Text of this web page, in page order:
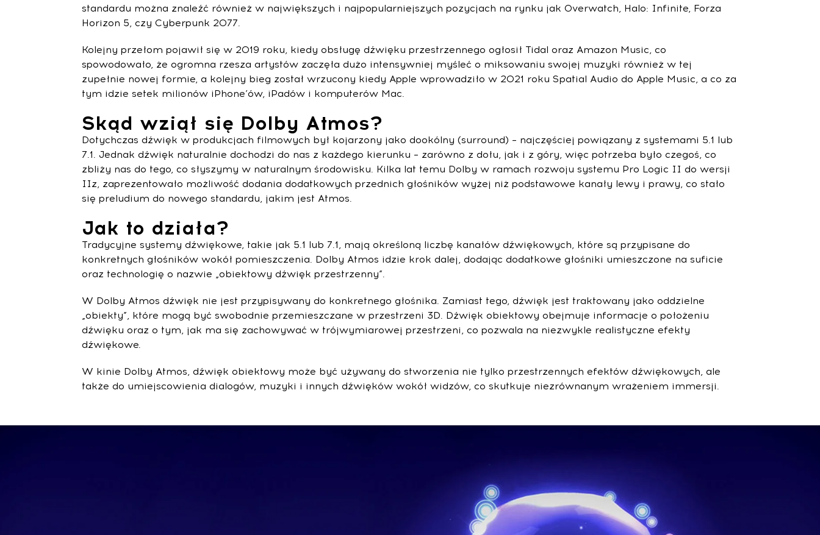
standardu można znaleźć również w największych i najpopularniejszych pozycjach na rynku jak Overwatch, Halo: Infinite, Forza
Horizon 5, czy Cyberpunk 2077.
Kolejny przełom pojawił się w 2019 roku, kiedy obsługę dźwięku przestrzennego ogłosił Tidal oraz Amazon Music, co
spowodowało, że ogromna rzesza artystów zaczęła dużo intensywniej myśleć o miksowaniu swojej muzyki również w tej
zupełnie nowej formie, a kolejny bieg został wrzucony kiedy Apple wprowadziło w 2021 roku Spatial Audio do Apple Music, a co za
tym idzie setek milionów iPhone’ów, iPadów i komputerów Mac.
Skąd wziął się Dolby Atmos?
Dotychczas dźwięk w produkcjach filmowych był kojarzony jako dookólny (surround) – najczęściej powiązany z systemami 5.1 lub
7.1. Jednak dźwięk naturalnie dochodzi do nas z każdego kierunku – zarówno z dołu, jak i z góry, więc potrzeba było czegoś, co
zbliży nas do tego, co słyszymy w naturalnym środowisku. Kilka lat temu Dolby w ramach rozwoju systemu Pro Logic II do wersji
IIz, zaprezentowało możliwość dodania dodatkowych przednich głośników wyżej niż podstawowe kanały lewy i prawy, co stało
się preludium do nowego standardu, jakim jest Atmos.
Jak to działa?
Tradycyjne systemy dźwiękowe, takie jak 5.1 lub 7.1, mają określoną liczbę kanałów dźwiękowych, które są przypisane do
konkretnych głośników wokół pomieszczenia. Dolby Atmos idzie krok dalej, dodając dodatkowe głośniki umieszczone na suficie
oraz technologię o nazwie „obiektowy dźwięk przestrzenny”.
W Dolby Atmos dźwięk nie jest przypisywany do konkretnego głośnika. Zamiast tego, dźwięk jest traktowany jako oddzielne
„obiekty”, które mogą być swobodnie przemieszczane w przestrzeni 3D. Dźwięk obiektowy obejmuje informacje o położeniu
dźwięku oraz o tym, jak ma się zachowywać w trójwymiarowej przestrzeni, co pozwala na niezwykle realistyczne efekty
dźwiękowe.
W kinie Dolby Atmos, dźwięk obiektowy może być używany do stworzenia nie tylko przestrzennych efektów dźwiękowych, ale
także do umiejscowienia dialogów, muzyki i innych dźwięków wokół widzów, co skutkuje niezrównanym wrażeniem immersji.